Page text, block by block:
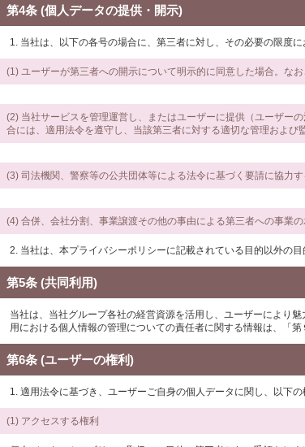
第4条 (個人データの提供・開示)
1. 当社は、以下の各号の場合に、第三者に対し、その必要の限度
(1) ユーザーが第三者への開示について明示的に同意した場合。な
(2) 当社サービスを管理運営し、またはユーザーに提供（ユーザー
合には、適用法令を遵守し、当該第三者に対する適切な管理および
(3) 司法機関、警察等の公共団体等による法令に基づく要請に協力
(4) 合併、会社分割、事業譲渡その他の事由による第三者への事業
2. 当社は、本プライバシーポリシーに記載されている目的以外の
第5条 (共同利用)
当社は、当社グループ各社の経営資源を活用し、ユーザーにより
用における個人情報の管理についての責任者に関する情報は、「
第6条 (ユーザーの権利)
1. 適用法令に基づき、ユーザーご自身の個人データに関し、以下
(1) アクセスする権利